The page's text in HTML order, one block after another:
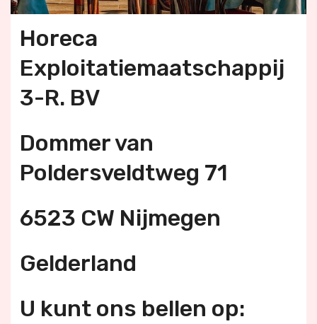
Horeca
Exploitatiemaatschappij
3-R. BV
Dommer van
Poldersveldtweg 71
6523 CW Nijmegen
Gelderland
U kunt ons bellen op: